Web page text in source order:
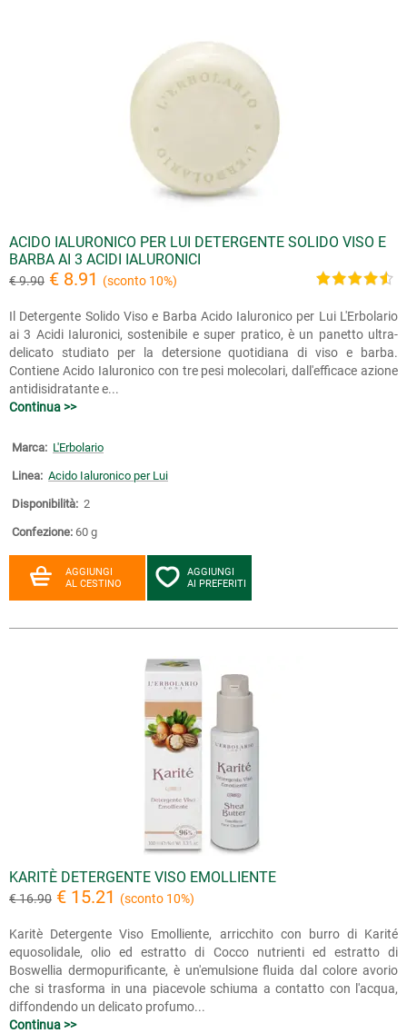
ACIDO IALURONICO PER LUI DETERGENTE SOLIDO VISO E
BARBA AI 3 ACIDI IALURONICI
€ 9.90 € 8.91 (sconto 10%)
Il Detergente Solido Viso e Barba Acido Ialuronico per Lui L'Erbolario
ai 3 Acidi Ialuronici, sostenibile e super pratico, è un panetto ultra-
delicato studiato per la detersione quotidiana di viso e barba.
Contiene Acido Ialuronico con tre pesi molecolari, dall'efficace azione
antidisidratante e...
Continua >>
Marca: L'Erbolario
Linea: Acido Ialuronico per Lui
Disponibilità: 2
Confezione: 60 g
AGGIUNGI
AL CESTINO
AGGIUNGI
AI PREFERITI
KARITÈ DETERGENTE VISO EMOLLIENTE
€ 16.90 € 15.21 (sconto 10%)
Karitè Detergente Viso Emolliente, arricchito con burro di Karité
equosolidale, olio ed estratto di Cocco nutrienti ed estratto di
Boswellia dermopurificante, è un'emulsione fluida dal colore avorio
che si trasforma in una piacevole schiuma a contatto con l'acqua,
diffondendo un delicato profumo...
Continua >>